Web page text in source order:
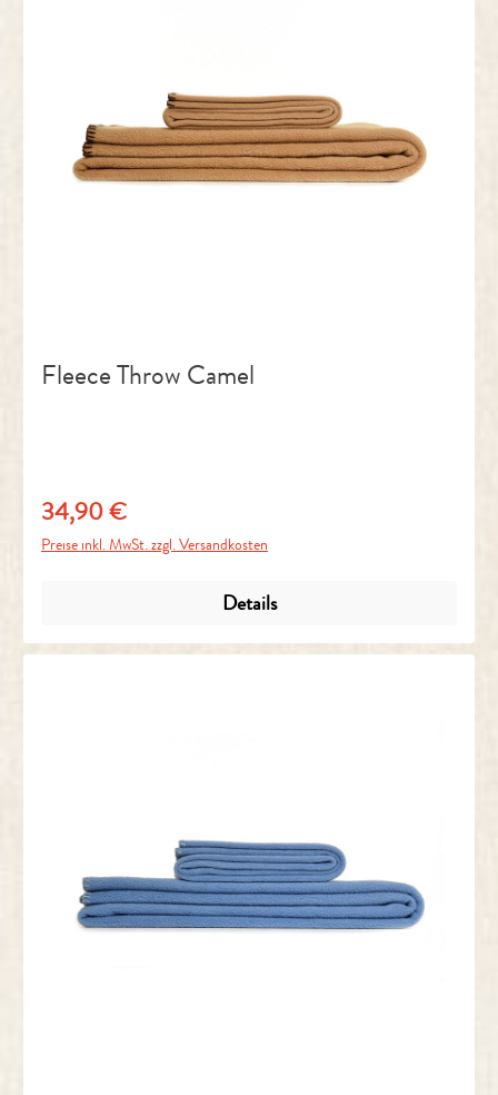
Fleece Throw Camel
Regulärer Preis:
34,90 €
Preise inkl. MwSt. zzgl. Versandkosten
Details